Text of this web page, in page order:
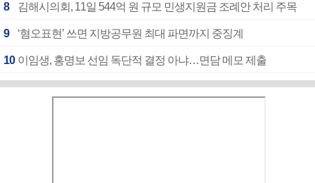
8 김해시의회, 11일 544억 원 규모 민생지원금 조례안 처리 주목
9 ‘혐오표현’ 쓰면 지방공무원 최대 파면까지 중징계
10 이임생, 홍명보 선임 독단적 결정 아냐…면담 메모 제출